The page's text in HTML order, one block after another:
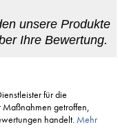
für die
Maßnahmen getroffen,
handelt. Mehr